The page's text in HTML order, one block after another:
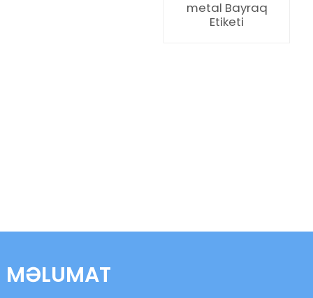
metal Bayraq
Etiketi
MƏLUMAT